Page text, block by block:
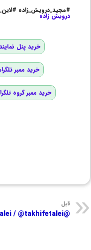
#مجید_درویش_زاده
درویش زاده
خرید پنل
خرید ممبر
خرید ممبر گروه
قبل
@takhifetalei / @takhifetalei